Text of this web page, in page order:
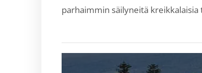
parhaimmin säilyneitä